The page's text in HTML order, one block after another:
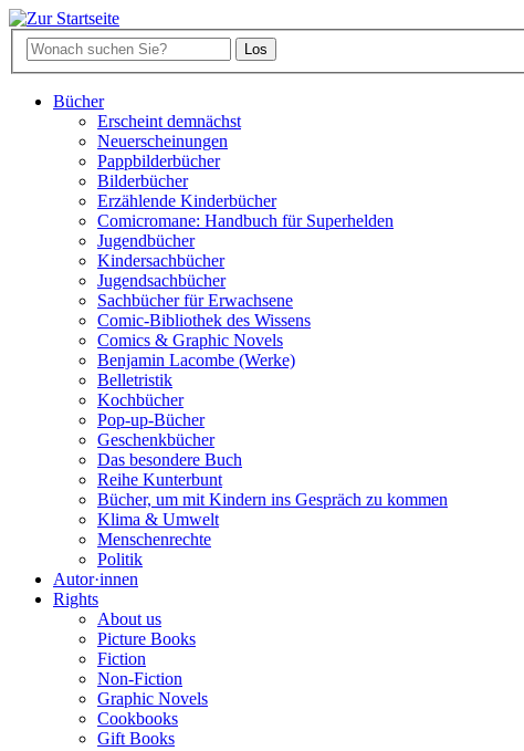
Bücher
Erscheint demnächst
Neuerscheinungen
Pappbilderbücher
Bilderbücher
Erzählende Kinderbücher
Comicromane: Handbuch für Superhelden
Jugendbücher
Kindersachbücher
Jugendsachbücher
Sachbücher für Erwachsene
Comic-Bibliothek des Wissens
Comics & Graphic Novels
Benjamin Lacombe (Werke)
Belletristik
Kochbücher
Pop-up-Bücher
Geschenkbücher
Das besondere Buch
Reihe Kunterbunt
Bücher, um mit Kindern ins Gespräch zu kommen
Klima & Umwelt
Menschenrechte
Politik
Autor·innen
Rights
About us
Picture Books
Fiction
Non-Fiction
Graphic Novels
Cookbooks
Gift Books